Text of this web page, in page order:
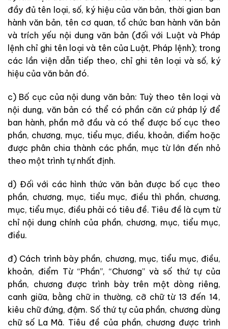
đầy đủ tên loại, số, ký hiệu của văn bản, thời gian ban
hành văn bản, tên cơ quan, tổ chức ban hành văn bản
và trích yếu nội dung văn bản (đối với Luật và Pháp
lệnh chỉ ghi tên loại và tên của Luật, Pháp lệnh); trong
các lần viện dẫn tiếp theo, chỉ ghi tên loại và số, ký
hiệu của văn bản đó.
c) Bố cục của nội dung văn bản: Tuỳ theo tên loại và
nội dung, văn bản có thể có phần căn cứ pháp lý để
ban hành, phần mở đầu và có thể được bố cục theo
phần, chương, mục, tiểu mục, điều, khoản, điểm hoặc
được phân chia thành các phần, mục từ lớn đến nhỏ
theo một trình tự nhất định.
d) Đối với các hình thức văn bản được bố cục theo
phần, chương, mục, tiểu mục, điều thì phần, chương,
mục, tiểu mục, điều phải có tiêu đề. Tiêu đề là cụm từ
chỉ nội dung chính của phần, chương, mục, tiểu mục,
điều.
đ) Cách trình bày phần, chương, mục, tiểu mục, điều,
khoản, điểm Từ “Phần”, “Chương” và số thứ tự của
phần, chương được trình bày trên một dòng riêng,
canh giữa, bằng chữ in thường, cỡ chữ từ 13 đến 14,
kiêu chữ đứng, đậm. Số thứ tự của phần, chương dùng
chữ số La Mã. Tiêu đề của phần, chương được trình